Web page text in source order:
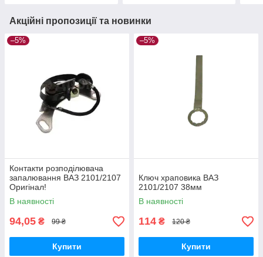
Акційні пропозиції та новинки
–5%
Контакти розподілювача
запалювання ВАЗ 2101/2107
Оригінал!
В наявності
94,05 ₴ 99 ₴
Купити
–5%
Ключ храповика ВАЗ
2101/2107 38мм
В наявності
114 ₴ 120 ₴
Купити